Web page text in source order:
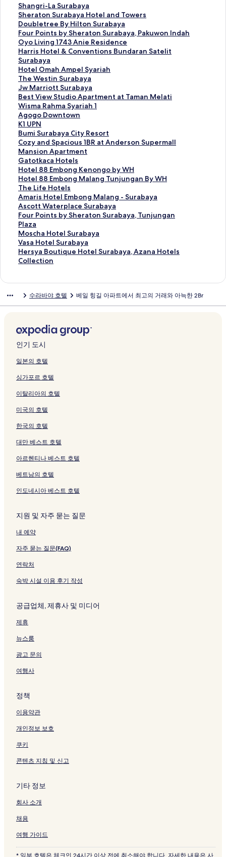
Shangri-La Surabaya
S
h
a
n
g
r
i
-
L
a
S
u
r
a
b
a
y
a
페
이
지
를
여
는
링
크
Sheraton Surabaya Hotel and Towers
S
h
e
r
a
t
o
n
S
u
r
a
b
a
y
a
H
o
t
e
l
a
n
d
T
o
w
e
이
지
는
링
크
Doubletree By Hilton Surabaya
D
o
u
b
l
e
t
r
e
e
B
y
H
i
l
t
o
n
S
u
r
a
b
a
y
a
페
여
는
Four Points by Sheraton Surabaya, Pakuwon Indah
F
o
u
r
P
o
i
n
t
s
b
y
S
h
e
r
a
t
o
n
S
u
r
a
b
a
a
w
o
n
I
d
h
페
이
지
여
링
Oyo Living 1743 Anie Residence
O
y
o
L
i
v
i
n
g
1
7
4
3
A
n
i
e
R
e
s
i
d
e
n
c
지
를
링
크
Harris Hotel & Conventions Bundaran Satelit
Surabaya
H
a
r
r
i
s
H
o
t
e
l
&
C
o
n
v
e
n
t
i
o
n
s
B
r
S
a
t
e
i
S
u
r
a
a
a
이
지
를
는
크
Hotel Omah Ampel Syariah
H
o
t
e
l
O
m
a
h
A
m
p
e
l
S
y
a
r
i
a
h
페
여
는
The Westin Surabaya
T
h
e
W
e
s
t
i
n
S
u
r
a
b
a
y
a
페
이
지
를
크
Jw Marriott Surabaya
J
w
M
a
r
r
i
o
t
t
S
u
r
a
b
a
y
a
페
이
는
링
Best View Studio Apartment at Taman Melati
B
e
s
t
V
i
e
w
S
t
u
d
i
o
A
p
a
r
t
a
a
m
a
n
e
a
t
i
페
지
여
링
크
Wisma Rahma Syariah 1
W
i
s
m
a
R
a
h
m
a
S
y
a
r
i
a
h
1
를
여
크
Agogo Downtown
A
g
o
g
o
D
o
w
n
t
o
w
n
페
이
지
를
크
K1 UPN
K
1
U
P
N
페
이
지
를
여
는
링
크
Bumi Surabaya City Resort
B
u
m
i
S
u
r
a
b
a
y
a
C
i
t
o
페
이
지
를
는
크
Cozy and Spacious 1BR at Anderson Supermall
Mansion Apartment
C
o
z
y
a
n
d
S
p
a
c
i
o
u
a
n
d
e
r
o
S
u
p
e
m
l
M
a
n
i
n
p
a
r
t
n
페
지
를
여
는
Gatotkaca Hotels
G
a
t
o
t
k
a
c
a
H
o
t
페
이
여
는
링
크
Hotel 88 Embong Kenongo by WH
H
o
t
e
l
8
8
E
m
b
o
n
g
o
b
y
H
이
지
를
여
링
Hotel 88 Embong Malang Tunjungan By WH
H
o
t
e
l
8
8
E
m
b
M
a
n
g
T
u
j
n
g
a
n
y
H
이
지
를
는
크
The Life Hotels
T
h
e
L
i
f
e
H
o
페
를
여
는
링
Amaris Hotel Embong Malang - Surabaya
A
m
a
r
i
s
H
o
m
n
g
M
a
a
g
-
S
u
a
a
a
페
이
를
는
크
Ascott Waterplace Surabaya
A
s
c
o
t
t
W
p
c
e
S
u
a
a
y
a
페
지
여
링
크
Four Points by Sheraton Surabaya, Tunjungan
Plaza
F
o
u
r
P
o
b
h
e
r
a
o
S
u
r
a
a
a
T
u
n
u
g
n
P
l
a
페
지
여
는
링
크
Moscha Hotel Surabaya
M
o
s
c
t
S
u
r
a
a
a
페
이
지
여
링
Vasa Hotel Surabaya
V
a
s
e
u
r
a
b
y
페
이
지
를
는
크
Hersya Boutique Hotel Surabaya, Azana Hotels
Collection
H
e
B
t
i
q
u
H
t
e
l
S
r
b
y
a
,
z
n
H
o
t
e
C
l
e
c
t
i
페
지
를
여
는
크
수라바야 호텔 베일 힝길 아파트에서 최고의 거래와 아늑한 2Br
인기 도시
일본의 호텔
싱가포르 호텔
이탈리아의 호텔
미국의 호텔
한국의 호텔
대만 베스트 호텔
아르헨티나 베스트 호텔
베트남의 호텔
인도네시아 베스트 호텔
지원 및 자주 묻는 질문
내 예약
자주 묻는 질문(FAQ)
연락처
숙박 시설 이용 후기 작성
공급업체, 제휴사 및 미디어
제휴
뉴스룸
광고 문의
여행사
정책
이용약관
개인정보 보호
쿠키
콘텐츠 지침 및 신고
기타 정보
회사 소개
채용
여행 가이드